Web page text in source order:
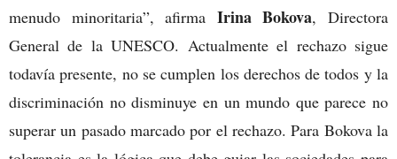
menudo minoritaria”, afirma Irina Bokova, Directora
General de la UNESCO. Actualmente el rechazo sigue
todavía presente, no se cumplen los derechos de todos y la
discriminación no disminuye en un mundo que parece no
superar un pasado marcado por el rechazo. Para Bokova la